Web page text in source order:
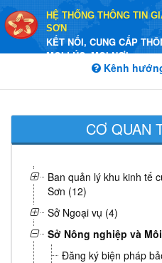
HỆ THỐNG THÔNG TIN
SƠN
KẾT NỐI, CUNG CẤP
MỌI LÚC, MỌI NƠI
Kênh
CƠ QUAN
Ban quản lý khu kinh tế
Sơn (12)
Sở Ngoại vụ (4)
Sở Nông nghiệp và
Đăng ký biện pháp